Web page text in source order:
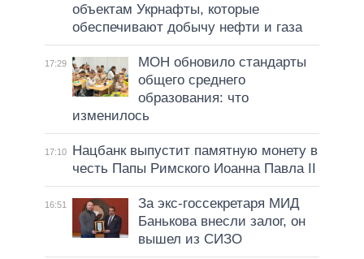
объектам Укрнафты, которые
обеспечивают добычу нефти и газа
17:29
МОН обновило стандарты
общего среднего
образования: что
изменилось
17:10
Нацбанк выпустит памятную монету в
честь Папы Римского Иоанна Павла II
16:51
За экс-госсекретаря МИД
Банькова внесли залог, он
вышел из СИЗО